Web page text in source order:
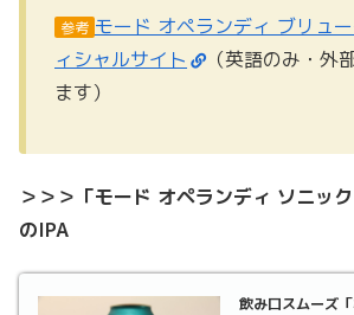
参考 モード オペランディ ブリュ
ィシャルサイト
（英語のみ・外
ます）
＞＞＞「モード オペランディ ソニッ
のIPA
飲み口スムーズ